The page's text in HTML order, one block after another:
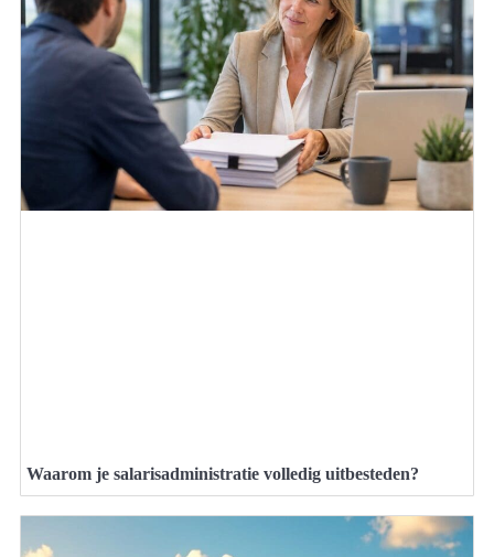
Waarom je salarisadministratie volledig uitbesteden?